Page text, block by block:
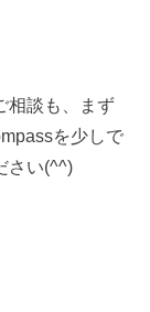
相談も、まず
を少しで
さい(^^)